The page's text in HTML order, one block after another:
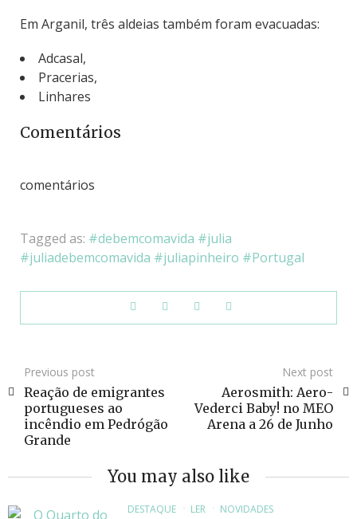
Em Arganil, três aldeias também foram evacuadas:
Adcasal,
Pracerias,
Linhares
Comentários
comentários
Tagged as: debemcomavida
julia
juliadebemcomavida
juliapinheiro Portugal
Previous post
Reação de emigrantes
portugueses ao
incêndio em Pedrógão
Grande
Next post
Aerosmith: Aero-
Vederci Baby! no MEO
Arena a 26 de Junho
You may also like
DESTAQUE LER NOVIDADES